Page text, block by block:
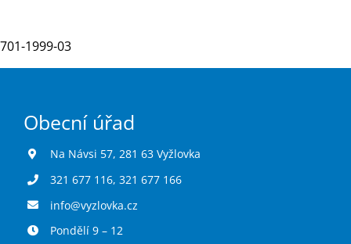
Hlášení závad
701-1999-03
Obecní úřad
Na Návsi 57, 281 63 Vyžlovka
321 677 116, 321 677 166
info@vyzlovka.cz
Pondělí 9 – 12